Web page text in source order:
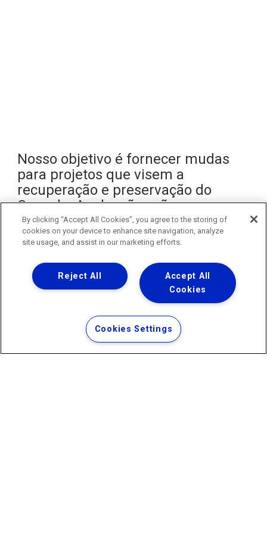
Nosso objetivo é fornecer mudas
para projetos que visem a
recuperação e preservação do
Cerrado. As doações são
destinadas para:
Reflorestamento de Áreas Degradadas:Colaboramos com
projetos que visam recuperar áreas desmatadas ou
Arborização Urbana: Fornecemos mudas para prefeituras e
organizações que trabalham na melhoria da qualidade
Apoio a escolas e ONGs em projetos
educacionais e atividades de plantio.
By clicking “Accept All Cookies”, you agree to the storing of
cookies on your device to enhance site navigation, analyze
site usage, and assist in our marketing efforts.
Accept All
Cookies
Reject All
Cookies Settings